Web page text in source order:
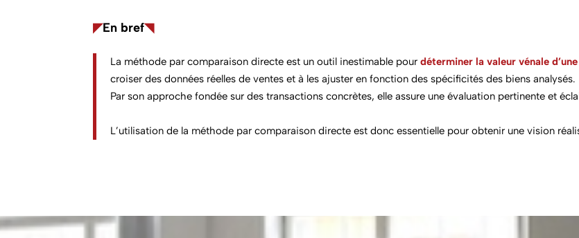
◤En bref◥
La méthode par comparaison directe est un outil inestimable pourdéterminer lavaleur vénale
croiser des données réelles de ventes et à les ajuster en fonction des spécificités des biens analysés.
Par son approche fondée sur des transactions concrètes, elle assure une évaluation pertinente et
L’utilisation de la méthode par comparaison directe est donc essentielle pour obtenir une vision